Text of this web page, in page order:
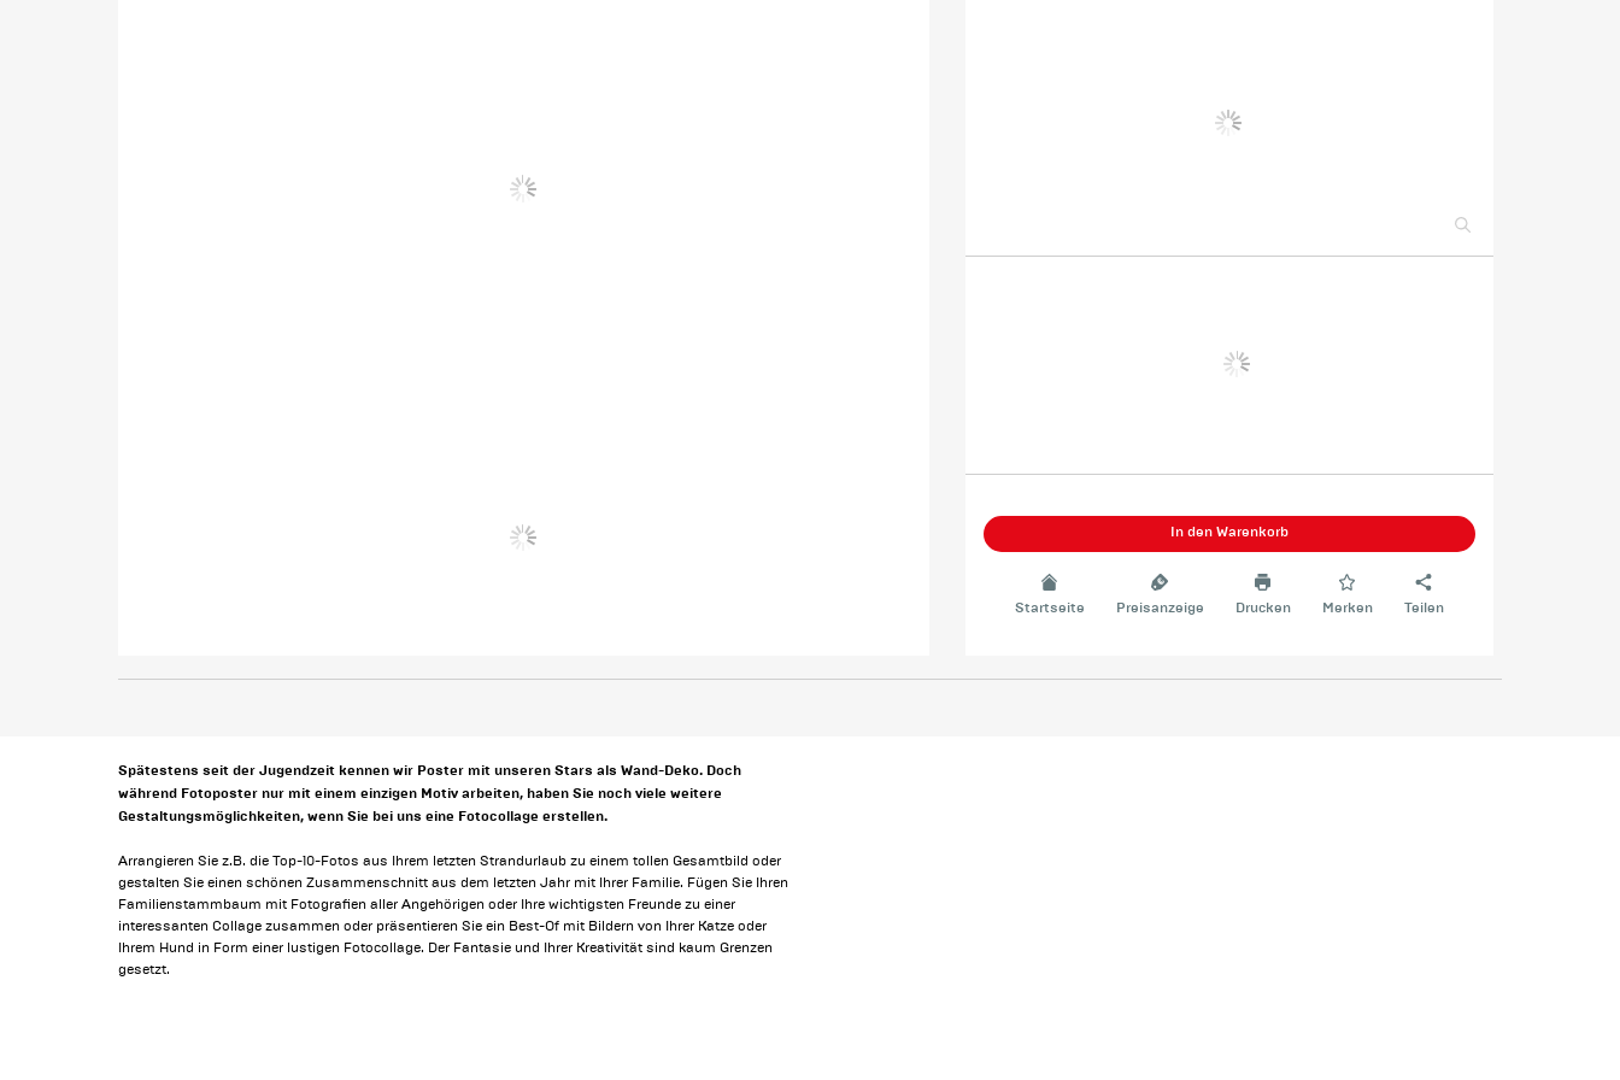
In den Warenkorb
Startseite Preisanzeige Drucken Merken Teilen
Spätestens seit der Jugendzeit kennen wir Poster mit unseren Stars als Wand-Deko. Doch
während Fotoposter nur mit einem einzigen Motiv arbeiten, haben Sie noch viele weitere
Gestaltungsmöglichkeiten, wenn Sie bei uns eine Fotocollage erstellen.
Arrangieren Sie z.B. die Top-10-Fotos aus Ihrem letzten Strandurlaub zu einem tollen Gesamtbild oder
gestalten Sie einen schönen Zusammenschnitt aus dem letzten Jahr mit Ihrer Familie. Fügen Sie Ihren
Familienstammbaum mit Fotografien aller Angehörigen oder Ihre wichtigsten Freunde zu einer
interessanten Collage zusammen oder präsentieren Sie ein Best-Of mit Bildern von Ihrer Katze oder
Ihrem Hund in Form einer lustigen Fotocollage. Der Fantasie und Ihrer Kreativität sind kaum Grenzen
gesetzt.